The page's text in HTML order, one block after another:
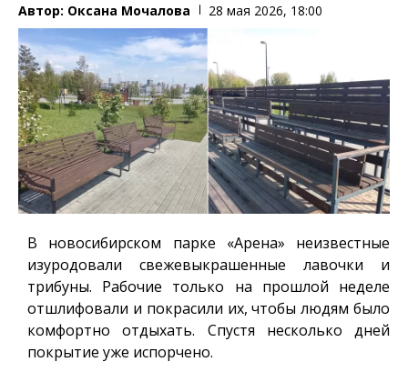
Автор: Оксана Мочалова 28 мая 2026, 18:00
В новосибирском парке «Арена» неизвестные
изуродовали свежевыкрашенные лавочки и
трибуны. Рабочие только на прошлой неделе
отшлифовали и покрасили их, чтобы людям было
комфортно отдыхать. Спустя несколько дней
покрытие уже испорчено.